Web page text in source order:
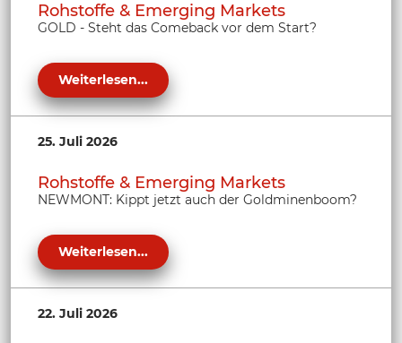
Rohstoffe & Emerging Markets
GOLD - Steht das Comeback vor dem Start?
Weiterlesen...
25. Juli 2026
Rohstoffe & Emerging Markets
NEWMONT: Kippt jetzt auch der Goldminenboom?
Weiterlesen...
22. Juli 2026